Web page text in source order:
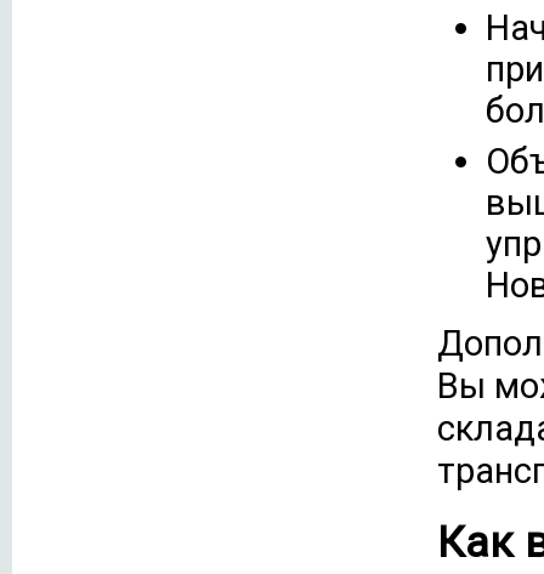
Вы
Как